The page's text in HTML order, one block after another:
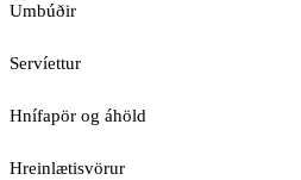
Umbúðir
Servíettur
Hnífapör og áhöld
Hreinlætisvörur